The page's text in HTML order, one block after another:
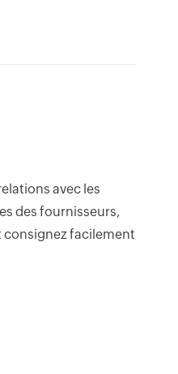
avec les
des fournisseurs,
consignez facilement